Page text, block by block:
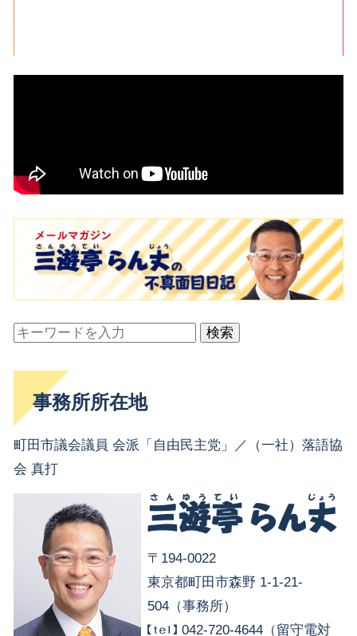
検索
事務所所在地
町田市議会議員 会派「自由民主党」／（一社）落語協
会 真打
〒194-0022
東京都町田市森野 1-1-21-
504（事務所）
042-720-4644（留守電対